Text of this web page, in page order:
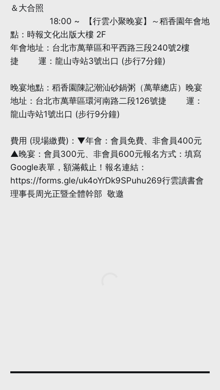
＆大合照
18:00 ~ 【行雲小聚晚宴】～稻香園年會地
點：時報文化出版大樓 2F
年會地址：台北市萬華區和平西路三段240號2樓
捷 運：龍山寺站3號出口 (步行7分鐘)
晚宴地點：稻香園陳記潮汕砂鍋粥（萬華總店）晚宴
地址：台北市萬華區環河南路二段126號捷 運：
龍山寺站1號出口 (步行9分鐘)
費用 (現場繳費)：▼年會：會員免費、非會員400元
▲晚宴：會員300元、非會員600元報名方式：填寫
Google表單，額滿截止！報名連結：
https://forms.gle/uk4oYrDk9SPuhu269行雲讀書會
理事長周光正暨全體幹部 敬邀